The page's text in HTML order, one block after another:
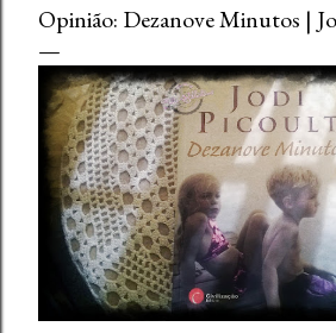
Opinião: Dezanove Minutos |